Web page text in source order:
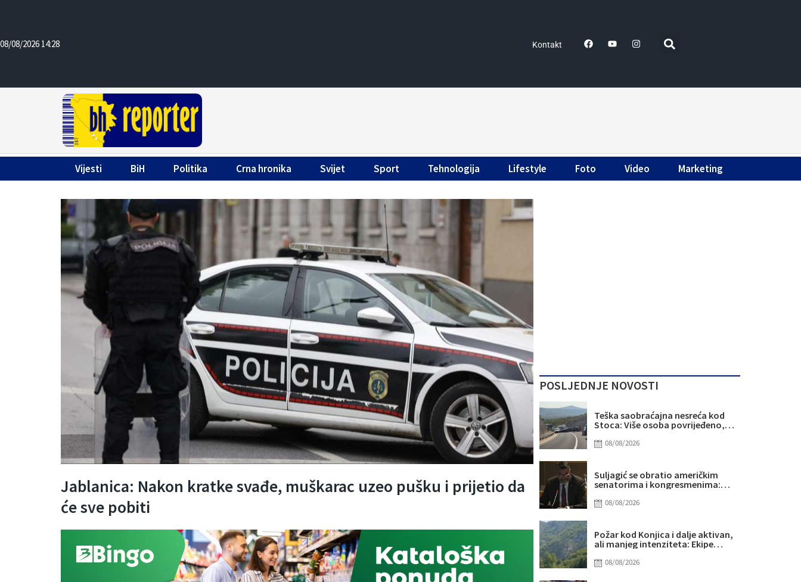
08/08/2026 14:28 Kontakt
Vijesti BiH Politika Crna hronika Svijet Sport Tehnologija Lifestyle Foto Video Marketing
Jablanica: Nakon kratke svađe, muškarac uzeo pušku i prijetio da
će sve pobiti
POSLJEDNJE NOVOSTI
Teška saobraćajna nesreća kod
Stoca: Više osoba povrijeđeno,
08/08/2026
Suljagić se obratio američkim
senatorima i kongresmenima:
zastrašivanja Bošnjaka!
08/08/2026
Požar kod Konjica i dalje aktivan,
ali manjeg intenziteta: Ekipe
08/08/2026